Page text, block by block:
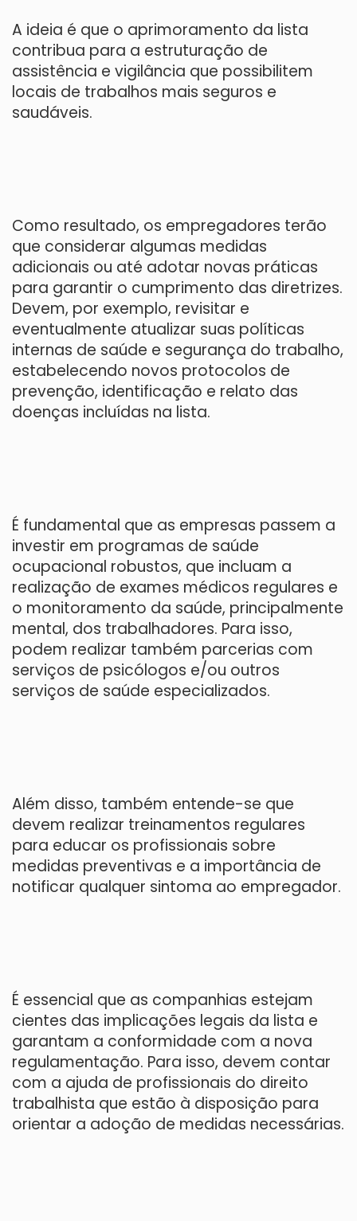
A ideia é que o aprimoramento da lista
contribua para a estruturação de
assistência e vigilância que possibilitem
locais de trabalhos mais seguros e
saudáveis.
Como resultado, os empregadores terão
que considerar algumas medidas
adicionais ou até adotar novas práticas
para garantir o cumprimento das diretrizes.
Devem, por exemplo, revisitar e
eventualmente atualizar suas políticas
internas de saúde e segurança do trabalho,
estabelecendo novos protocolos de
prevenção, identificação e relato das
doenças incluídas na lista.
É fundamental que as empresas passem a
investir em programas de saúde
ocupacional robustos, que incluam a
realização de exames médicos regulares e
o monitoramento da saúde, principalmente
mental, dos trabalhadores. Para isso,
podem realizar também parcerias com
serviços de psicólogos e/ou outros
serviços de saúde especializados.
Além disso, também entende-se que
devem realizar treinamentos regulares
para educar os profissionais sobre
medidas preventivas e a importância de
notificar qualquer sintoma ao empregador.
É essencial que as companhias estejam
cientes das implicações legais da lista e
garantam a conformidade com a nova
regulamentação. Para isso, devem contar
com a ajuda de profissionais do direito
trabalhista que estão à disposição para
orientar a adoção de medidas necessárias.